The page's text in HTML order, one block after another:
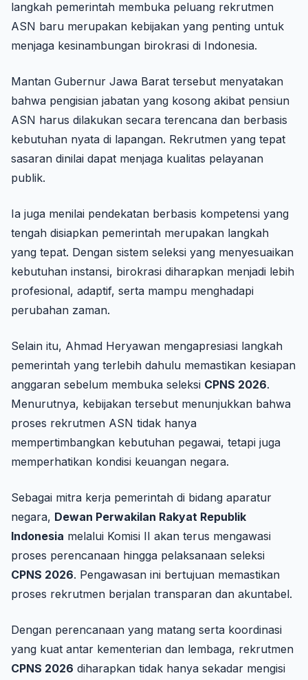
langkah pemerintah membuka peluang rekrutmen
ASN baru merupakan kebijakan yang penting untuk
menjaga kesinambungan birokrasi di Indonesia.
Mantan Gubernur Jawa Barat tersebut menyatakan
bahwa pengisian jabatan yang kosong akibat pensiun
ASN harus dilakukan secara terencana dan berbasis
kebutuhan nyata di lapangan. Rekrutmen yang tepat
sasaran dinilai dapat menjaga kualitas pelayanan
publik.
Ia juga menilai pendekatan berbasis kompetensi yang
tengah disiapkan pemerintah merupakan langkah
yang tepat. Dengan sistem seleksi yang menyesuaikan
kebutuhan instansi, birokrasi diharapkan menjadi lebih
profesional, adaptif, serta mampu menghadapi
perubahan zaman.
Selain itu, Ahmad Heryawan mengapresiasi langkah
pemerintah yang terlebih dahulu memastikan kesiapan
anggaran sebelum membuka seleksi CPNS 2026.
Menurutnya, kebijakan tersebut menunjukkan bahwa
proses rekrutmen ASN tidak hanya
mempertimbangkan kebutuhan pegawai, tetapi juga
memperhatikan kondisi keuangan negara.
Sebagai mitra kerja pemerintah di bidang aparatur
negara, Dewan Perwakilan Rakyat Republik
Indonesia melalui Komisi II akan terus mengawasi
proses perencanaan hingga pelaksanaan seleksi
CPNS 2026. Pengawasan ini bertujuan memastikan
proses rekrutmen berjalan transparan dan akuntabel.
Dengan perencanaan yang matang serta koordinasi
yang kuat antar kementerian dan lembaga, rekrutmen
CPNS 2026 diharapkan tidak hanya sekadar mengisi